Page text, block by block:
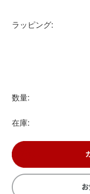
ラッピング:
数量:
在庫: